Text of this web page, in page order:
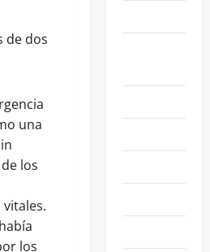
de dos
una
los
los